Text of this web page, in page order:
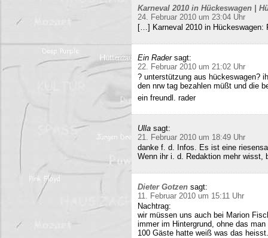
Karneval 2010 in Hückeswagen |
24. Februar 2010 um 23:04 Uhr
[…] Karneval 2010 in Hückeswagen:
Ein Rader sagt:
22. Februar 2010 um 21:02 Uhr
? unterstützung aus hückeswagen?
den nrw tag bezahlen müßt und die
ein freundl. rader
Ulla sagt:
21. Februar 2010 um 18:49 Uhr
danke f. d. Infos. Es ist eine
Wenn ihr i. d. Redaktion mehr wisst,
Dieter Gotzen sagt:
11. Februar 2010 um 15:11 Uhr
Nachtrag:
wir müssen uns auch bei Marion
immer im Hintergrund, ohne das
100 Gäste hatte weiß was das heisst.